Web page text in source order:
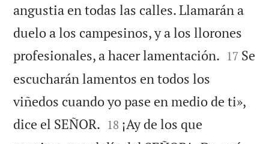
angustia en todas las calles. Llamarán a
duelo a los campesinos, y a los llorones
profesionales, a hacer lamentación. 

17 Se
escucharán lamentos en todos los
viñedos cuando yo pase en medio de ti»,
dice el SEÑOR. 

18 ¡Ay de los que